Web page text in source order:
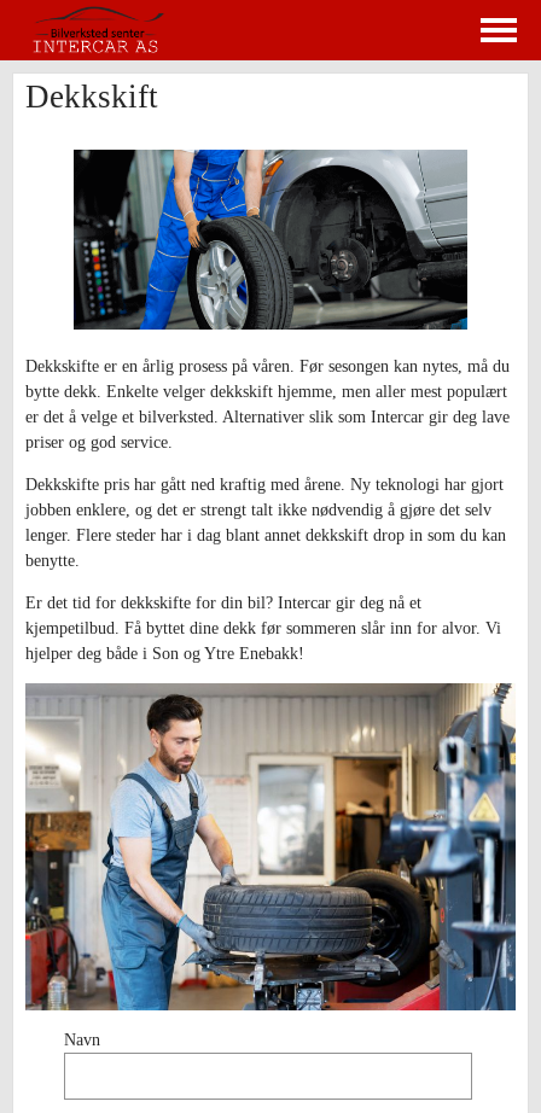
Dekkskift
Dekkskifte er en årlig prosess på våren. Før sesongen kan nytes, må du
bytte dekk. Enkelte velger dekkskift hjemme, men aller mest populært
er det å velge et bilverksted. Alternativer slik som Intercar gir deg lave
priser og god service.
Dekkskifte pris har gått ned kraftig med årene. Ny teknologi har gjort
jobben enklere, og det er strengt talt ikke nødvendig å gjøre det selv
lenger. Flere steder har i dag blant annet dekkskift drop in som du kan
benytte.
Er det tid for dekkskifte for din bil? Intercar gir deg nå et
kjempetilbud. Få byttet dine dekk før sommeren slår inn for alvor. Vi
hjelper deg både i Son og Ytre Enebakk!
Navn